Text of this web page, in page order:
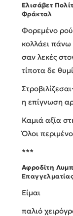
Ελισάβετ
Φράκταλ
Φορεμένο
κολλάει
σαν λεκές
τίποτα δε
Στροβιλίζεσαι·
η επίγνωση
Καμιά αξία
Όλοι
***
Αφροδίτη
Επαγγελματίας
Είμαι
παλιό